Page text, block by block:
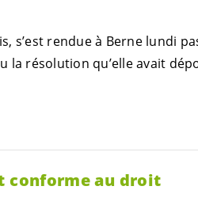
s’est rendue à Berne lundi
la résolution qu’elle avait
conforme au droit